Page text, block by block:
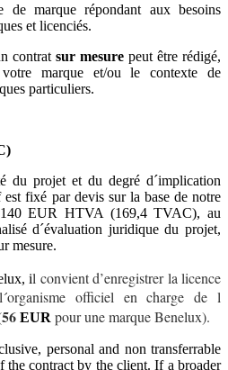
de marque répondant aux besoins
et licenciés.
contrat sur mesure peut être rédigé,
marque et/ou le contexte de
particuliers.
du projet et du degré d´implication
fixé par devis sur la base de notre
EUR HTVA (169,4 TVAC), au
d´évaluation juridique du projet,
mesure.
il convient d’enregistrer la licence
officiel en charge de l
56 EUR pour une marque Benelux).
personal and non transferrable
the contract by the client. If a broader